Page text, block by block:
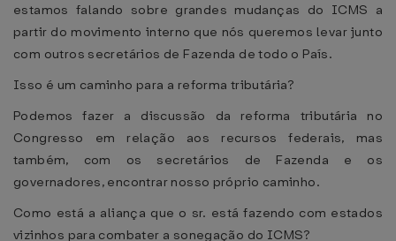
estamos falando sobre grandes mudanças do ICMS a
partir do movimento interno que nós queremos levar junto
com outros secretários de Fazenda de todo o País.
Isso é um caminho para a reforma tributária?
Podemos fazer a discussão da reforma tributária no
Congresso em relação aos recursos federais, mas
também, com os secretários de Fazenda e os
governadores, encontrar nosso próprio caminho.
Como está a aliança que o sr. está fazendo com estados
vizinhos para combater a sonegação do ICMS?